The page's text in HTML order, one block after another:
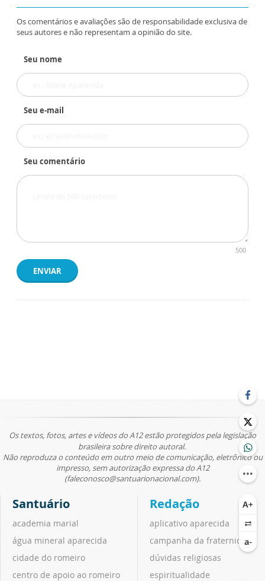
Os comentários e avaliações são de responsabilidade exclusiva de
seus autores e não representam a opinião do site.
Seu nome
Seu e-mail
Seu comentário
500
ENVIAR
Os textos, fotos, artes e vídeos do A12 estão protegidos pela legislação
brasileira sobre direito autoral.
Não reproduza o conteúdo em outro meio de comunicação, eletrônico ou
impresso, sem autorização expressa do A12
(faleconosco@santuarionacional.com).
Santuário
academia marial
água mineral aparecida
cidade do romeiro
centro de apoio ao romeiro
Redação
aplicativo aparecida
campanha da fraternidade
dúvidas religiosas
espiritualidade